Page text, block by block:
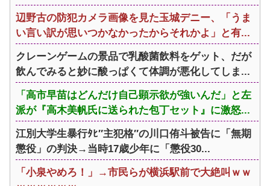
辺野古の防犯カメラ画像を見た玉城デニー、「うま
い言い訳が思いつかなかったからそれかよ」と有...
クレーンゲームの景品で乳酸菌飲料をゲット、だが
飲んでみると妙に酸っぱくて体調が悪化してしま...
「高市早苗はどんだけ自己顕示欲が強いんだ」と左
派が『高木美帆氏に送られた包丁セット』に激怒...
江別大学生暴行ﾀﾋ″主犯格″の川口侑斗被告に「無期
懲役」の判決→当時17歳少年に「懲役30...
「小泉やめろ！」→市民らが横浜駅前で大絶叫ｗｗ